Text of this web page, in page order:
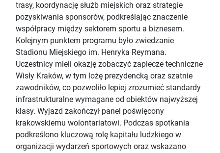
trasy, koordynację służb miejskich oraz strategie
pozyskiwania sponsorów, podkreślając znaczenie
współpracy między sektorem sportu a biznesem.
Kolejnym punktem programu było zwiedzanie
Stadionu Miejskiego im. Henryka Reymana.
Uczestnicy mieli okazję zobaczyć zaplecze techniczne
Wisły Kraków, w tym lożę prezydencką oraz szatnie
zawodników, co pozwoliło lepiej zrozumieć standardy
infrastrukturalne wymagane od obiektów najwyższej
klasy. Wyjazd zakończył panel poświęcony
krakowskiemu wolontariatowi. Podczas spotkania
podkreślono kluczową rolę kapitału ludzkiego w
organizacji wydarzeń sportowych oraz wskazano